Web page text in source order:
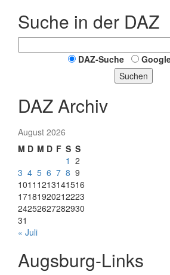
Suche in der DAZ
DAZ-Suche
Suchen
DAZ Archiv
August 2026
M D M D F S S
1 2
3 4 5 6 7 8 9
1011 1213141516
17181920212223
24252627282930
31
« Juli
Augsburg-Links